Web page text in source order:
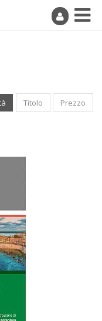
Titolo Prezzo